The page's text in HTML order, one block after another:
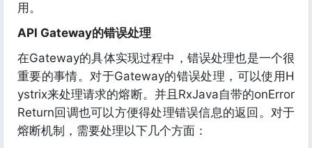
用。
API Gateway的错误处理
在Gateway的具体实现过程中，错误处理也是一个很
重要的事情。对于Gateway的错误处理，可以使用H
ystrix来处理请求的熔断。并且RxJava自带的onError
Return回调也可以方便得处理错误信息的返回。对于
熔断机制，需要处理以下几个方面：